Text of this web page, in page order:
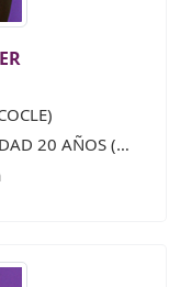
20 AÑOS (40%)